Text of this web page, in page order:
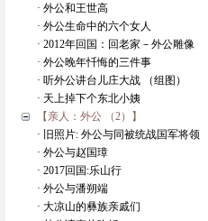
· 外公和王世高
· 外公生命中的六个女人
· 2012年回国：回老家－外公雕像
· 外公晚年忏悔的三件事
· 听外公讲台儿庄大战 （组图）
· 天上掉下个东北小姨
【亲人：外公 （2）】
· 旧照片: 外公与同被统战国军将领
· 外公与赵国璋
· 2017回国:乐山行
· 外公与潘朔端
· 大凉山的彝族亲戚们